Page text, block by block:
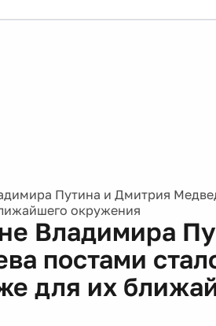
Путина и Дмитрия
окружения
Владимира
постами
для их